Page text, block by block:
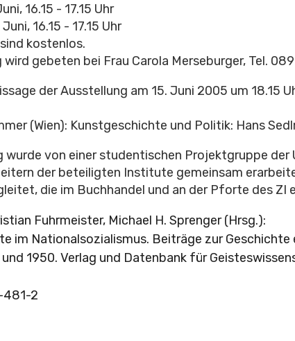
16.15 - 17.15 Uhr
16.15 - 17.15 Uhr
kostenlos.
wird gebeten bei Frau Carola Merseburger, Tel.
der Ausstellung am 15. Juni 2005 um 18.15
(Wien): Kunstgeschichte und Politik: Hans
wurde von einer studentischen Projektgruppe
der beteiligten Institute gemeinsam
die im Buchhandel und an der Pforte des ZI
Fuhrmeister, Michael H. Sprenger (Hrsg.):
im Nationalsozialismus. Beiträge zur Geschichte
1950. Verlag und Datenbank für
481-2